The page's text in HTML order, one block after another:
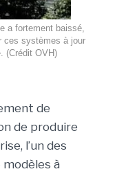
a fortement baissé,
ces systèmes à jour
(Crédit OVH)
de
de produire
l’un des
à